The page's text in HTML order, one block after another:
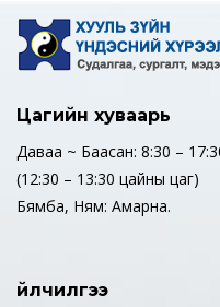
Цагийн хуваарь
Даваа ~ Баасан: 8:30 –
(12:30 – 13:30 цайны цаг)
Бямба, Ням: Амарна.
Үйлчилгээ